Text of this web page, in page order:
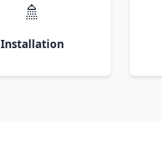
🚿
Installation